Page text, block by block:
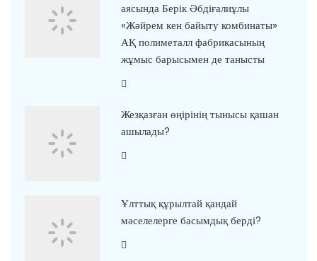
аясында Берік Әбдіғалиұлы
«Жәйрем кен байыту комбинаты»
АҚ полиметалл фабрикасының
жұмыс барысымен де танысты
Жезқазған өңірінің тынысы қашан
ашылады?
Ұлттық құрылтай қандай
мәселелерге басымдық берді?